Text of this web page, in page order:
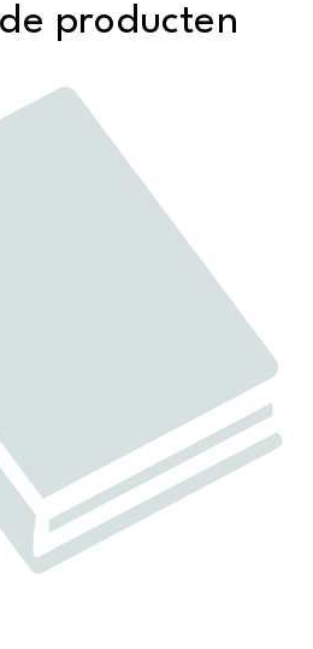
producten